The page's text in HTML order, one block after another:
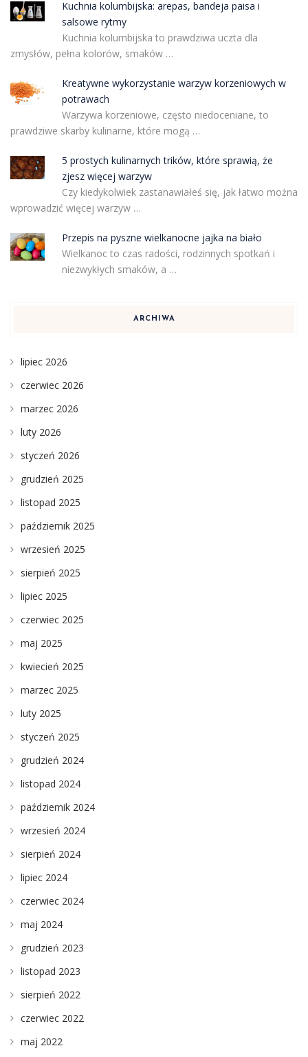
Kuchnia kolumbijska: arepas, bandeja paisa i
salsowe rytmy
Kuchnia kolumbijska to prawdziwa uczta dla
zmysłów, pełna kolorów, smaków …
Kreatywne wykorzystanie warzyw korzeniowych w
potrawach
Warzywa korzeniowe, często niedoceniane, to
prawdziwe skarby kulinarne, które mogą …
5 prostych kulinarnych trików, które sprawią, że
zjesz więcej warzyw
Czy kiedykolwiek zastanawiałeś się, jak łatwo można
wprowadzić więcej warzyw …
Przepis na pyszne wielkanocne jajka na biało
Wielkanoc to czas radości, rodzinnych spotkań i
niezwykłych smaków, a …
ARCHIWA
lipiec 2026
czerwiec 2026
marzec 2026
luty 2026
styczeń 2026
grudzień 2025
listopad 2025
październik 2025
wrzesień 2025
sierpień 2025
lipiec 2025
czerwiec 2025
maj 2025
kwiecień 2025
marzec 2025
luty 2025
styczeń 2025
grudzień 2024
listopad 2024
październik 2024
wrzesień 2024
sierpień 2024
lipiec 2024
czerwiec 2024
maj 2024
grudzień 2023
listopad 2023
sierpień 2022
czerwiec 2022
maj 2022